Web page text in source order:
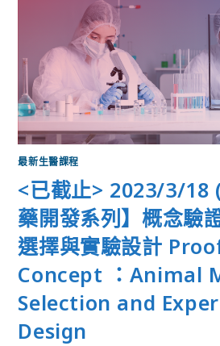
最新生醫課程
<已截止> 2023/3/18
藥開發系列】概念驗
選擇與實驗設計
Concept ：Animal
Selection and
Design